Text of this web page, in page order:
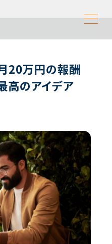
20万円の報酬
高のアイデア